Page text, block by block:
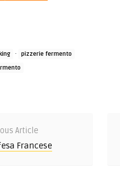
·
pizzerie fermento
Article
Francese